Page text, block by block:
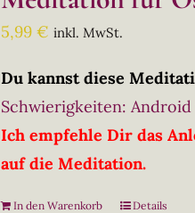
5,99€ inkl. MwSt.
Du kannst diese
Schwierigkeiten:
Ich empfehle Dir das
auf die Meditation.
In den Warenkorb Details